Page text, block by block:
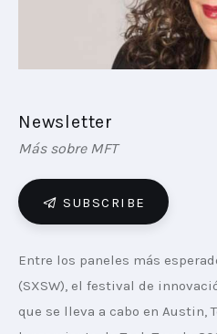
NOVEDADES DE
Newsletter
Más sobre MFT
SUBSCRIBE
Entre los paneles más
(SXSW), el festival de
que se lleva a cabo en Austin,